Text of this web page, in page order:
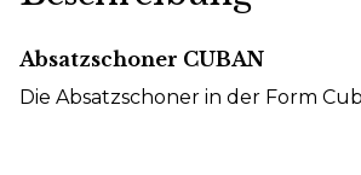
Absatzschoner CUBAN
Die Absatzschoner in der Form